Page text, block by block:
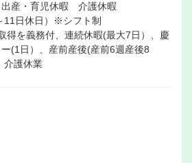
産・育児休暇 介護休暇
11日休日）※シフト制
得を義務付、連続休暇(最大7日）、慶
(1日）、産前産後(産前6週産後8
介護休業